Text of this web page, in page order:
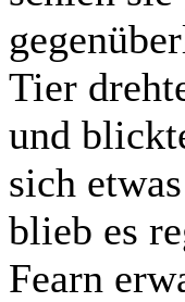
Tier
und
sich
blieb es
Fearn